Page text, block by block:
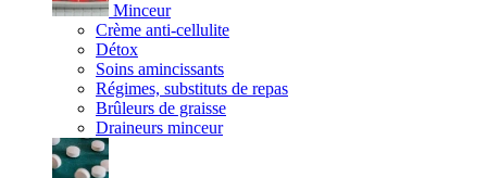
Minceur
Crème anti-cellulite
Détox
Soins amincissants
Régimes, substituts de repas
Brûleurs de graisse
Draineurs minceur